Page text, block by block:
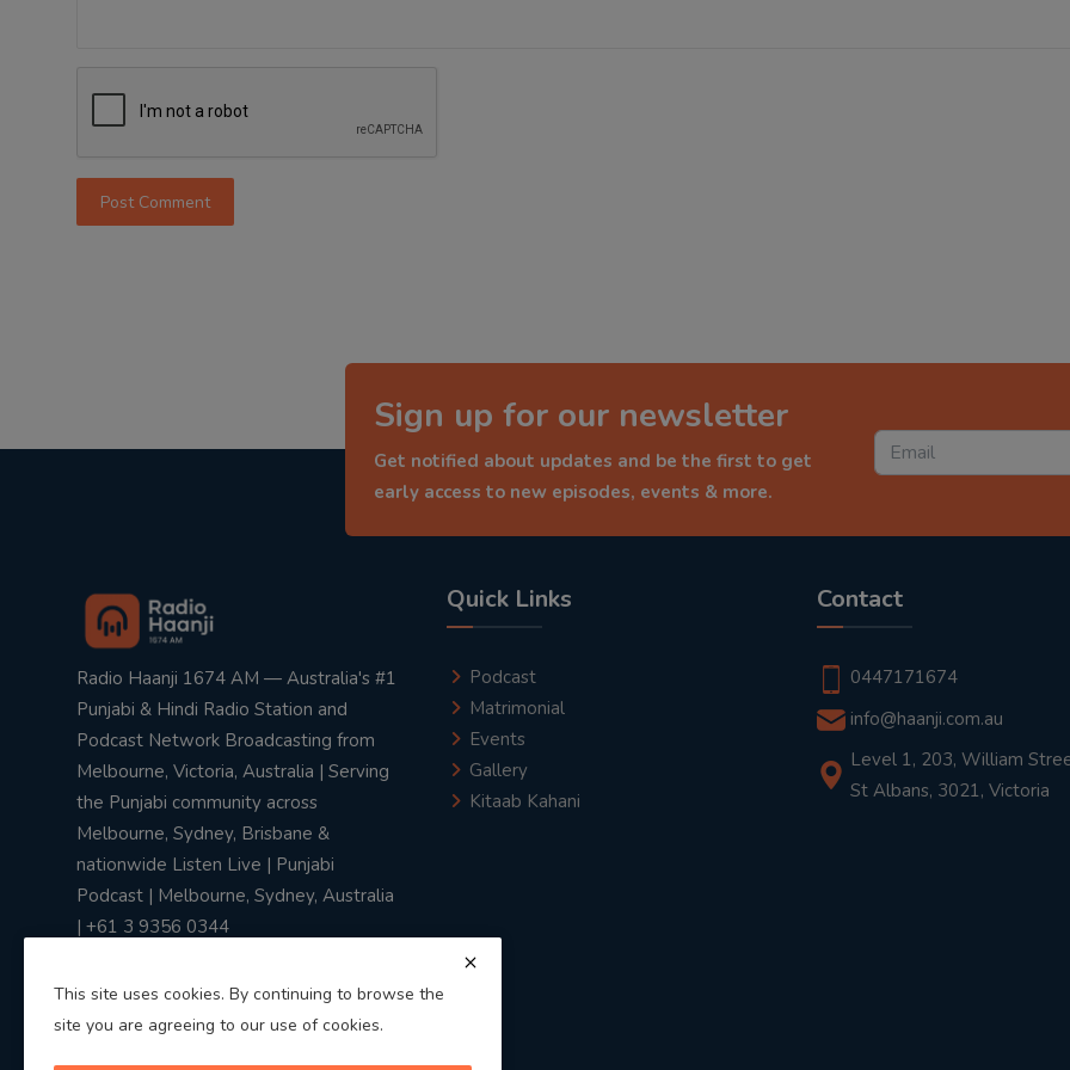
Post Comment
Sign up for our newsletter
Get notified about updates and be the first to get
early access to new episodes, events & more.
Radio Haanji 1674 AM — Australia's #1
Punjabi & Hindi Radio Station and
Podcast Network Broadcasting from
Melbourne, Victoria, Australia | Serving
the Punjabi community across
Melbourne, Sydney, Brisbane &
nationwide Listen Live | Punjabi
Podcast | Melbourne, Sydney, Australia
| +61 3 9356 0344
Quick Links
Podcast
Matrimonial
Events
Gallery
Kitaab Kahani
Contact
0447171674
info@haanji.com.au
Level 1, 203, William
St Albans, 3021, Victoria
This site uses cookies. By continuing to browse the
site you are agreeing to our use of cookies.